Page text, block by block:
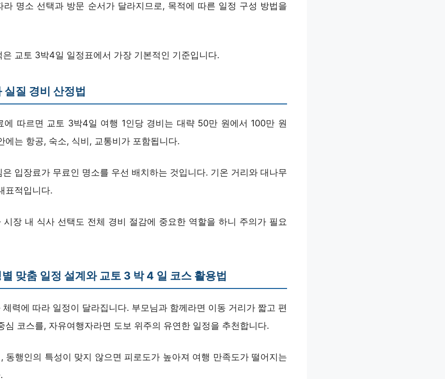
라 명소 선택과 방문 순서가 달라지므로, 목적에 따른 일정 구성 방법을
교토 3박4일 일정표에서 가장 기본적인 기준입니다.
실질 경비 산정법
에 따르면 교토 3박4일 여행 1인당 경비는 대략 50만 원에서 100만 원
에는 항공, 숙소, 식비, 교통비가 포함됩니다.
입장료가 무료인 명소를 우선 배치하는 것입니다. 기온 거리와 대나무
표적입니다.
시장 내 식사 선택도 전체 경비 절감에 중요한 역할을 하니 주의가 필요
맞춤 일정 설계와교토 3 박 4 일 코스 활용법
력에 따라 일정이 달라집니다. 부모님과 함께라면 이동 거리가 짧고 편
심 코스를, 자유여행자라면 도보 위주의 유연한 일정을 추천합니다.
동행인의 특성이 맞지 않으면 피로도가 높아져 여행 만족도가 떨어지는